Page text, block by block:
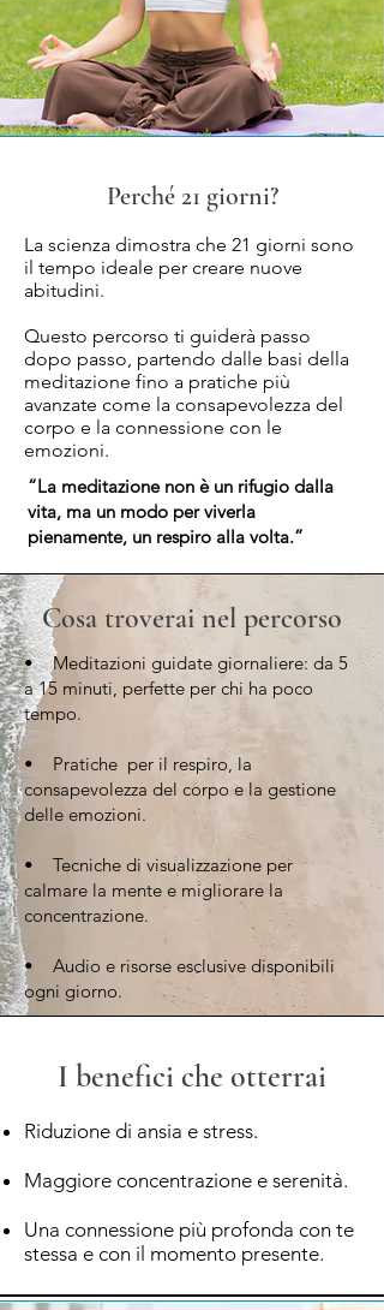
Perché 21 giorni?
​La scienza dimostra che 21 giorni sono
il tempo ideale per creare nuove
abitudini.
Questo percorso ti guiderà passo
dopo passo, partendo dalle basi della
meditazione fino a pratiche più
avanzate come la consapevolezza del
corpo e la connessione con le
emozioni.
​​“La meditazione non è un rifugio dalla
vita, ma un modo per viverla
pienamente, un respiro alla volta.”
Cosa troverai nel percorso
• Meditazioni guidate giornaliere: da 5
a 15 minuti, perfette per chi ha poco
tempo.
• Pratiche per il respiro, la
consapevolezza del corpo e la gestione
delle emozioni.
• Tecniche di visualizzazione per
calmare la mente e migliorare la
concentrazione.
• Audio e risorse esclusive disponibili
ogni giorno.
I benefici che otterrai
Riduzione di ansia e stress.
Maggiore concentrazione e serenità.
Una connessione più profonda con te
stessa e con il momento presente.